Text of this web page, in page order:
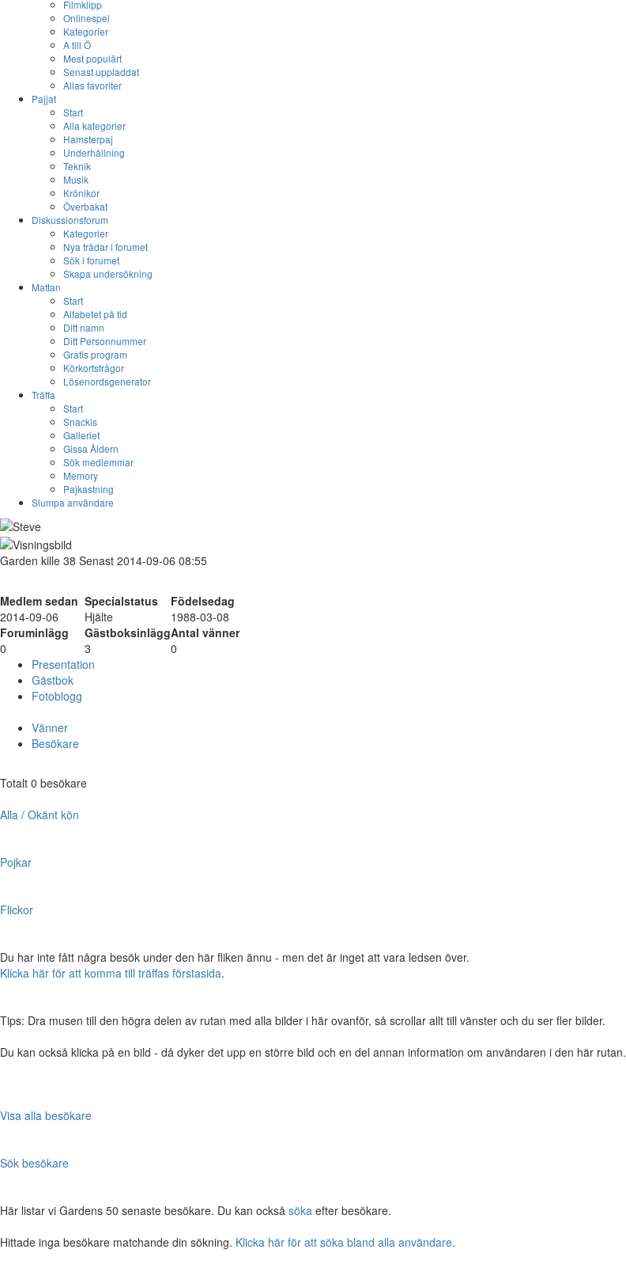
Filmklipp
Onlinespel
Kategorier
A till Ö
Mest populärt
Senast uppladdat
Allas favoriter
Pajjat
Start
Alla kategorier
Hamsterpaj
Underhållning
Teknik
Musik
Krönikor
Överbakat
Diskussionsforum
Kategorier
Nya trådar i forumet
Sök i forumet
Skapa undersökning
Mattan
Start
Alfabetet på tid
Ditt namn
Ditt Personnummer
Gratis program
Körkortsfrågor
Lösenordsgenerator
Träffa
Start
Snackis
Galleriet
Gissa Åldern
Sök medlemmar
Memory
Pajkastning
Slumpa användare
Garden kille 38 Senast 2014-09-06 08:55
Medlem sedan Specialstatus
Födelsedag
2014-09-06
Hjälte
1988-03-08
Foruminlägg
GästboksinläggAntal vänner
0
3
0
Presentation
Gästbok
Fotoblogg
Vänner
Besökare
Totalt 0 besökare
Alla / Okänt kön
Pojkar
Flickor
Du har inte fått några besök under den här fliken ännu - men det är inget att vara ledsen över.
Klicka här för att komma till träffas förstasida.
Tips: Dra musen till den högra delen av rutan med alla bilder i här ovanför, så scrollar allt till vänster och du ser fler bilder.
Du kan också klicka på en bild - då dyker det upp en större bild och en del annan information om användaren i den här rutan.
Visa alla besökare
Sök besökare
Här listar vi Gardens 50 senaste besökare. Du kan också söka efter besökare.
Hittade inga besökare matchande din sökning. Klicka här för att söka bland alla användare.